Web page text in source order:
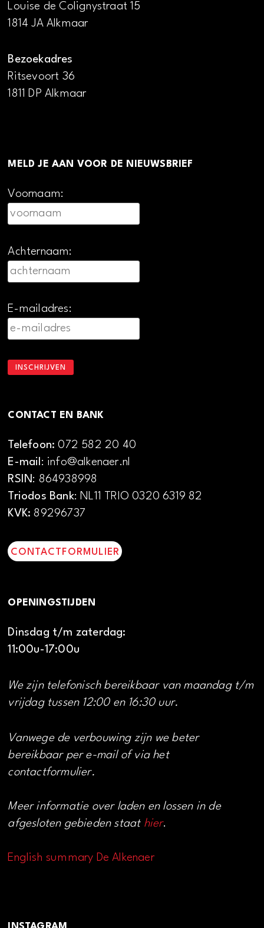
Louise de Colignystraat 15
1814 JA Alkmaar
Bezoekadres
Ritsevoort 36
1811 DP Alkmaar
MELD JE AAN VOOR DE NIEUWSBRIEF
Voornaam:
Achternaam:
E-mailadres:
CONTACT EN BANK
Telefoon:072 582 20 40
E-mail: info@alkenaer.nl
RSIN: 864938998
Triodos Bank: NL11 TRIO 0320 6319 82
KVK: 89296737
CONTACTFORMULIER
OPENINGSTIJDEN
Dinsdag t/m zaterdag:
11:00u-17:00u
We zijn telefonisch bereikbaar van maandag t/m
vrijdag tussen 12:00 en 16:30 uur.
Vanwege de verbouwing zijn we beter
bereikbaar per e-mail of via het
contactformulier.
Meer informatie over laden en lossen in de
afgesloten gebieden staat hier.
English summary De Alkenaer